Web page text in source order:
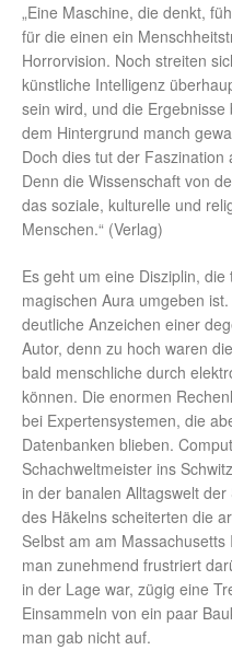
„Eine Maschine, die denkt,
für die einen ein
Horrorvision. Noch streiten
künstliche Intelligenz
sein wird, und die
dem Hintergrund manch
Doch dies tut der
Denn die Wissenschaft von
das soziale, kulturelle und
Menschen.“ (Verlag)
Es geht um eine Disziplin,
magischen Aura umgeben
deutliche Anzeichen einer
Autor, denn zu hoch waren
bald menschliche durch
können. Die enormen
bei Expertensystemen, die
Datenbanken blieben.
Schachweltmeister ins
in der banalen Alltagswelt
des Häkelns scheiterten die
Selbst am am
man zunehmend frustriert
in der Lage war, zügig eine
Einsammeln von ein paar
man gab nicht auf.